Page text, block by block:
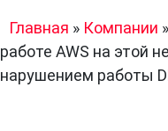
Главная » Компании »
работе AWS на этой
нарушением работы